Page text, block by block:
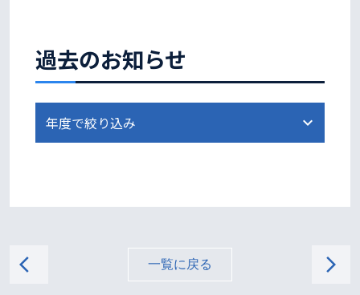
過去のお知らせ
arrow_back_ios 一覧に戻る arrow_forward_ios